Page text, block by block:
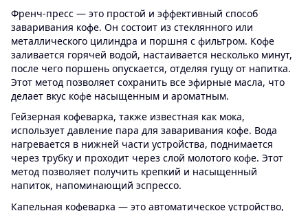
Френч-пресс — это простой и эффективный способ
заваривания кофе. Он состоит из стеклянного или
металлического цилиндра и поршня с фильтром. Кофе
заливается горячей водой, настаивается несколько минут,
после чего поршень опускается, отделяя гущу от напитка.
Этот метод позволяет сохранить все эфирные масла, что
делает вкус кофе насыщенным и ароматным.
Гейзерная кофеварка, также известная как мока,
использует давление пара для заваривания кофе. Вода
нагревается в нижней части устройства, поднимается
через трубку и проходит через слой молотого кофе. Этот
метод позволяет получить крепкий и насыщенный
напиток, напоминающий эспрессо.
Капельная кофеварка — это автоматическое устройство,